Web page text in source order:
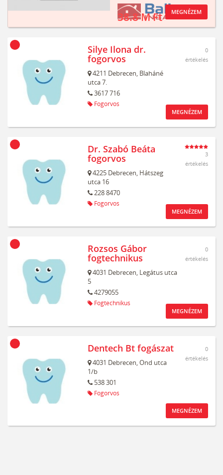
38.8 M Ft MEGNÉZEM
Silye Ilona dr.
fogorvos
4211 Debrecen, Blaháné
utca 7.
3617 716
Fogorvos
0
értékelés
MEGNÉZEM
Dr. Szabó Beáta
fogorvos
4225 Debrecen, Hátszeg
utca 16
228 8470
Fogorvos
3
értékelés
MEGNÉZEM
Rozsos Gábor
fogtechnikus
4031 Debrecen, Legátus utca
5
4279055
Fogtechnikus
0
értékelés
MEGNÉZEM
Dentech Bt fogászat
4031 Debrecen,Ond utca
1/b
538 301
Fogorvos
0
értékelés
MEGNÉZEM